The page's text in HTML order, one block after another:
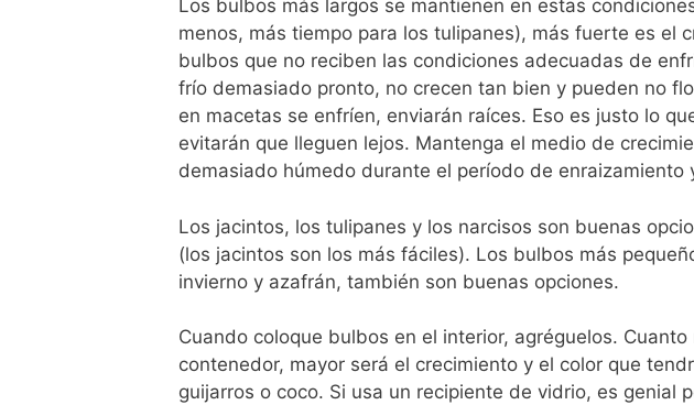
Los bulbos más largos se mantienen en estas
menos, más tiempo para los tulipanes), más fuerte es el
bulbos que no reciben las condiciones adecuadas de
frío demasiado pronto, no crecen tan bien y pueden no
en macetas se enfríen, enviarán raíces. Eso es justo lo
evitarán que lleguen lejos. Mantenga el medio de
demasiado húmedo durante el período de enraizamiento
Los jacintos, los tulipanes y los narcisos son buenas
(los jacintos son los más fáciles). Los bulbos más
invierno y azafrán, también son buenas opciones.
Cuando coloque bulbos en el interior, agréguelos.
contenedor, mayor será el crecimiento y el color que
guijarros o coco. Si usa un recipiente de vidrio, es genial